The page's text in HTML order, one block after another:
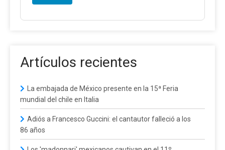
Artículos recientes
La embajada de México presente en la 15ª Feria
mundial del chile en Italia
Adiós a Francesco Guccini: el cantautor falleció a los
86 años